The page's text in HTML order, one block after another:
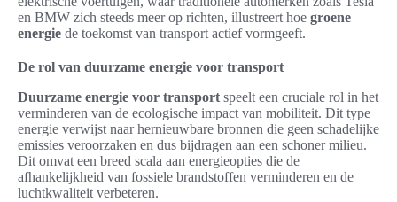
en BMW zich steeds meer op richten, illustreert hoe groene
energie de toekomst van transport actief vormgeeft.
De rol van duurzame energie voor transport
Duurzame energie voor transport speelt een cruciale rol in het
verminderen van de ecologische impact van mobiliteit. Dit type
energie verwijst naar hernieuwbare bronnen die geen schadelijke
emissies veroorzaken en dus bijdragen aan een schoner milieu.
Dit omvat een breed scala aan energieopties die de
afhankelijkheid van fossiele brandstoffen verminderen en de
luchtkwaliteit verbeteren.